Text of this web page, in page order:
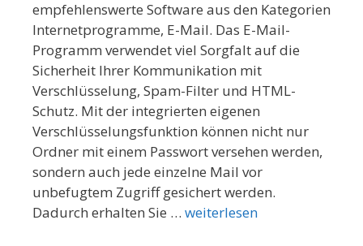
empfehlenswerte Software aus den Kategorien
Internetprogramme, E-Mail. Das E-Mail-
Programm verwendet viel Sorgfalt auf die
Sicherheit Ihrer Kommunikation mit
Verschlüsselung, Spam-Filter und HTML-
Schutz. Mit der integrierten eigenen
Verschlüsselungsfunktion können nicht nur
Ordner mit einem Passwort versehen werden,
sondern auch jede einzelne Mail vor
unbefugtem Zugriff gesichert werden.
Dadurch erhalten Sie … weiterlesen